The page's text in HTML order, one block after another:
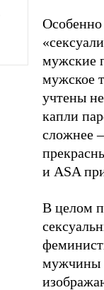
Особенно
мужские
мужское
учтены
капли
сложнее
и ASA
В целом
мужчины